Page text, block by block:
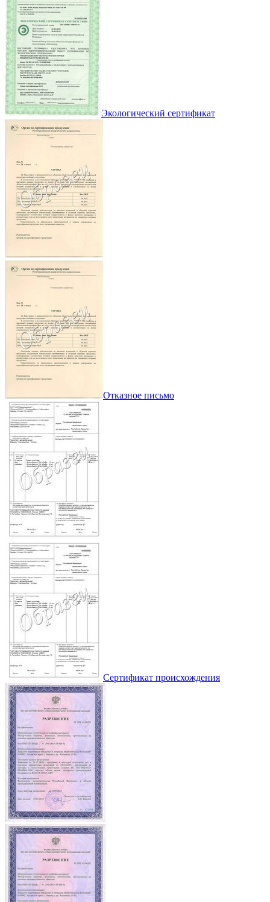
Экологический сертификат
Отказное письмо
Сертификат происхождения